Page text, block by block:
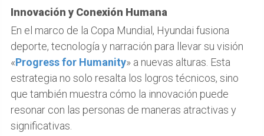
Innovación y Conexión Humana
En el marco de la Copa Mundial, Hyundai fusiona
deporte, tecnología y narración para llevar su visión
«Progress for Humanity» a nuevas alturas. Esta
estrategia no solo resalta los logros técnicos, sino
que también muestra cómo la innovación puede
resonar con las personas de maneras atractivas y
significativas.